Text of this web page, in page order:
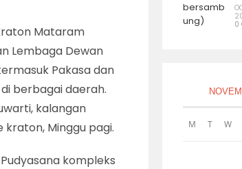
Mataram
Lembaga Dewan
Pakasa dan
berbagai daerah.
kalangan
Minggu pagi.
kompleks
0
M T W